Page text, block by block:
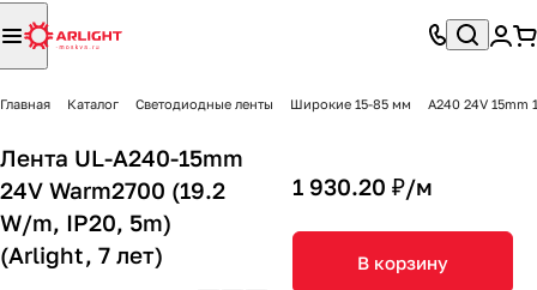
Главная Каталог Светодиодные ленты Широкие 15-85 мм A240 24V 15mm
Лента UL-A240-15mm
24V Warm2700 (19.2
W/m, IP20, 5m)
(Arlight, 7 лет)
1 930.20 ₽/м
В корзину